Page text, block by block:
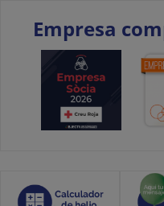
Empresa